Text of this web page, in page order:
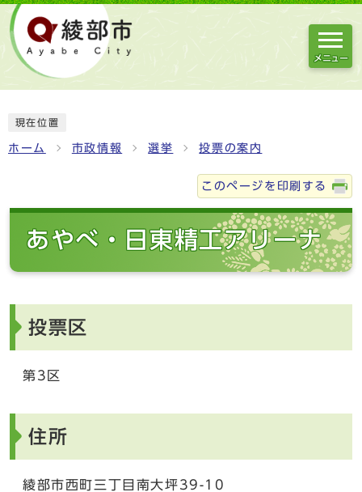
メニュー
現在位置
ホーム 市政情報 選挙 投票の案内
このページを印刷する
あやべ・日東精工アリーナ
投票区
第3区
住所
綾部市西町三丁目南大坪39-10